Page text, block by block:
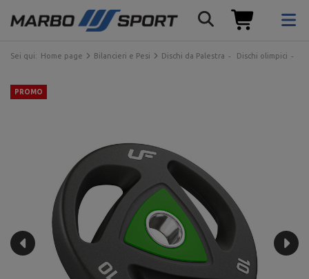
Sei qui: Home page Bilancieri e Pesi Dischi da Palestra Dischi olimpici
PROMO